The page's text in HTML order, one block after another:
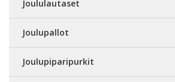
Joululautaset
Joulupallot
Joulupiparipurkit